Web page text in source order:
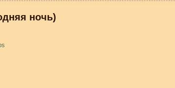
ночь)